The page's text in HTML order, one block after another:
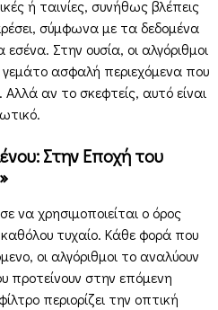
ή ταινίες, συνήθως βλέπεις
σύμφωνα με τα δεδομένα
Στην ουσία, οι αλγόριθμοι
γεμάτο ασφαλή περιεχόμενα που
Αλλά αν το σκεφτείς, αυτό είναι
Στην Εποχή του
να χρησιμοποιείται ο όρος
τυχαίο. Κάθε φορά που
οι αλγόριθμοι το αναλύουν
προτείνουν στην επόμενη
περιορίζει την οπτική